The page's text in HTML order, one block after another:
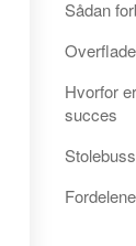
Sådan
Hvorfor
succes